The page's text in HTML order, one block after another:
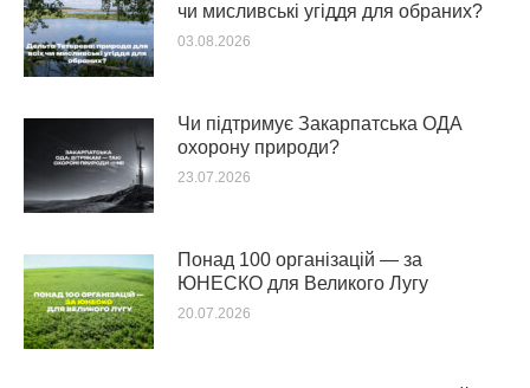
чи мисливські угіддя для обраних?
03.08.2026
Чи підтримує Закарпатська ОДА
охорону природи?
23.07.2026
Понад 100 організацій — за
ЮНЕСКО для Великого Лугу
20.07.2026